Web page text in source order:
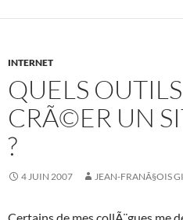
INTERNET
QUELS
CRÃ©ER UN
?
4 JUIN 2007 JEAN-FRANÃ§OIS